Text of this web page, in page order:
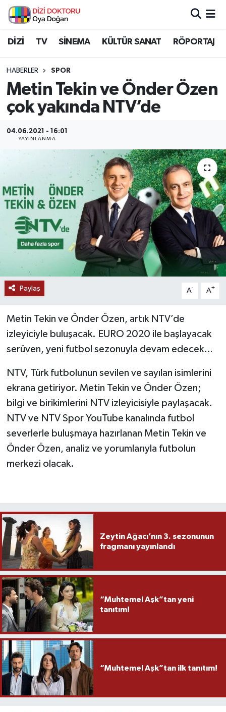
DİZİ TV SİNEMA KÜLTÜR SANAT RÖPORTAJ
HABERLER SPOR
Metin Tekin ve Önder Özen
çok yakında NTV’de
04.06.2021 - 16:01
YAYINLANMA
Paylaş A- A+
Metin Tekin ve Önder Özen, artık NTV’de
izleyiciyle buluşacak. EURO 2020 ile başlayacak
serüven, yeni futbol sezonuyla devam edecek…
NTV, Türk futbolunun sevilen ve sayılan isimlerini
ekrana getiriyor. Metin Tekin ve Önder Özen;
bilgi ve birikimlerini NTV izleyicisiyle paylaşacak.
NTV ve NTV Spor YouTube kanalında futbol
severlerle buluşmaya hazırlanan Metin Tekin ve
Önder Özen, analiz ve yorumlarıyla futbolun
merkezi olacak.
Zeytin Ağacı’nın 3. sezonunun
fragmanı yayınlandı
“Muhtemel Aşk”tan yeni
tanıtım!
“Muhtemel Aşk”tan ilk tanıtım!
İstanbul Nöbetçi Eczaneler
İstanbul Namaz Vakitleri
İstanbul Trafik Yoğunluk Haritası
Süper Lig Puan Durumu ve Fikstür
Son Dakika Haberleri
Haber Arşivi